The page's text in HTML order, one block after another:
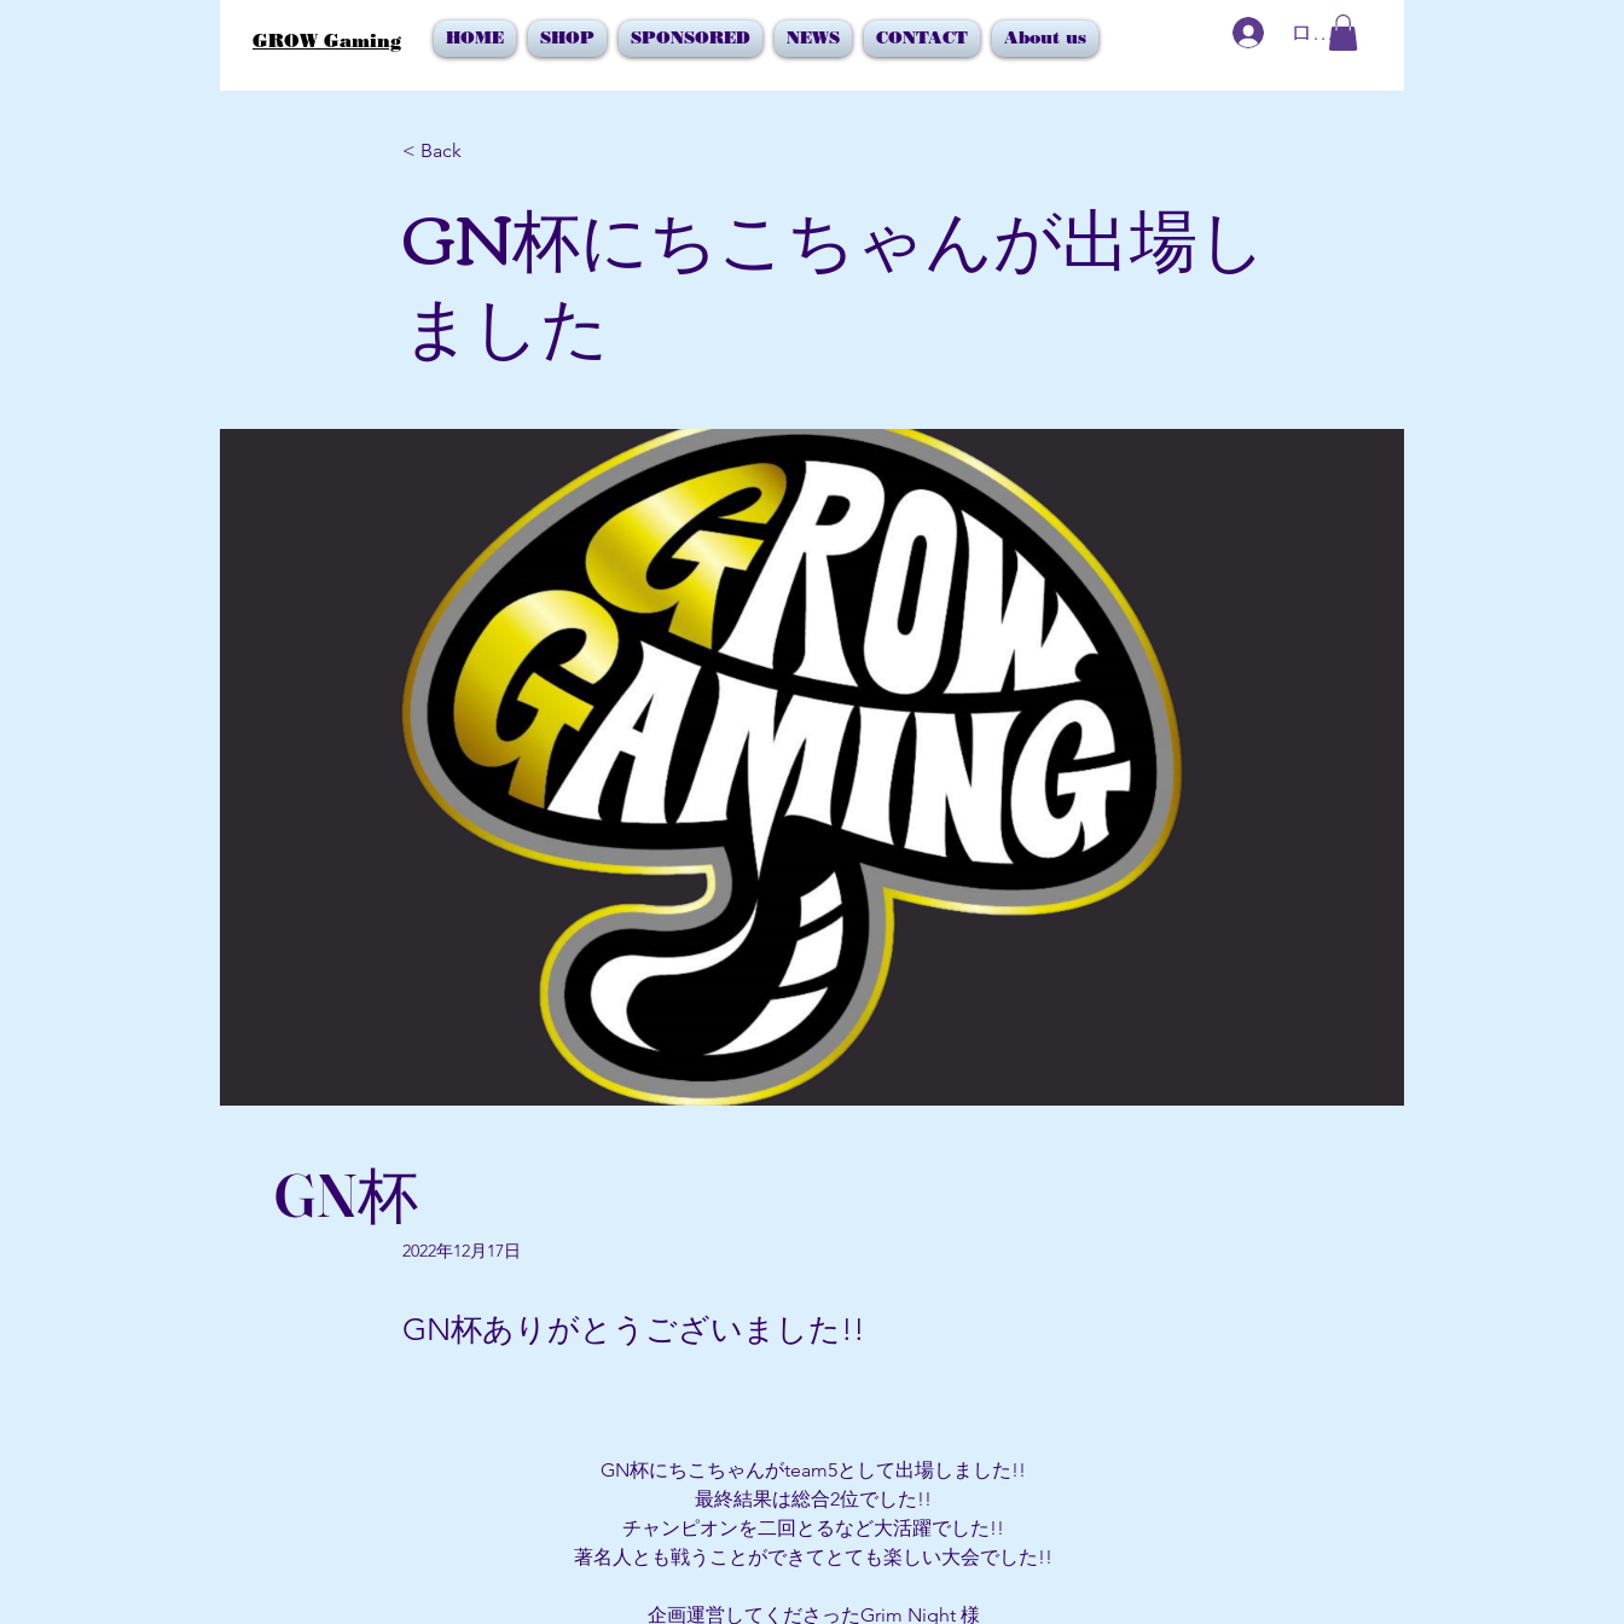
GROW Gaming HOME SHOP SPONSORED NEWS CONTACT About us ログイン
< Back
GN杯にちこちゃんが出場し
ました
GN杯
2022年12月17日
GN杯ありがとうございました!!
GN杯にちこちゃんがteam5として出場しました!!
最終結果は総合2位でした!!
チャンピオンを二回とるなど大活躍でした!!
著名人とも戦うことができてとても楽しい大会でした!!
企画運営してくださったGrim Night 様